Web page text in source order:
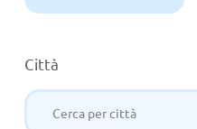
Città